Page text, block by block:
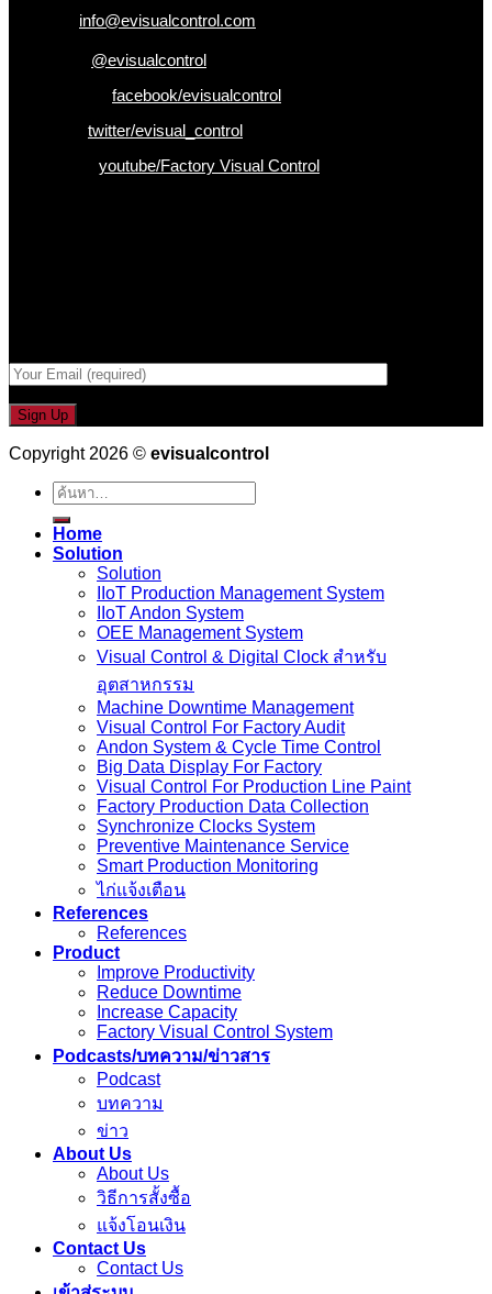
info@evisualcontrol.com
@evisualcontrol
facebook/evisualcontrol
twitter/evisual_control
youtube/Factory Visual Control
Copyright 2026 © evisualcontrol
ค้นหา:
Home
Solution
Solution
IIoT Production Management System
IIoT Andon System
OEE Management System
Visual Control & Digital Clock สำหรับ
อุตสาหกรรม
Machine Downtime Management
Visual Control For Factory Audit
Andon System & Cycle Time Control
Big Data Display For Factory
Visual Control For Production Line Paint
Factory Production Data Collection
Synchronize Clocks System
Preventive Maintenance Service
Smart Production Monitoring
ไก่แจ้งเตือน
References
References
Product
Improve Productivity
Reduce Downtime
Increase Capacity
Factory Visual Control System
Podcasts/บทความ/ข่าวสาร
Podcast
บทความ
ข่าว
About Us
About Us
วิธีการสั้งซื้อ
แจ้งโอนเงิน
Contact Us
Contact Us